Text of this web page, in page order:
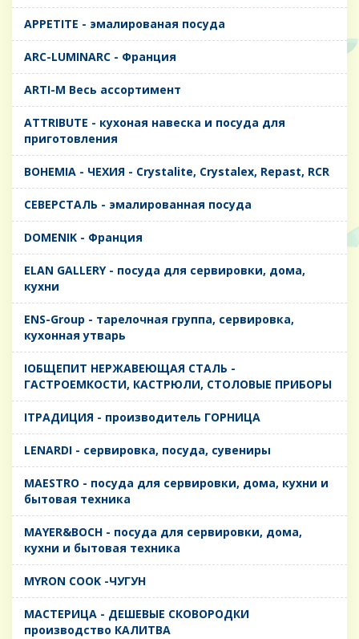
APPETITE - эмалированая посуда
ARC-LUMINARC - Франция
ARTI-M Весь ассортимент
ATTRIBUTE - кухоная навеска и посуда для
приготовления
BOHEMIA - ЧЕХИЯ - Crystalite, Crystalex, Repast, RCR
CЕВЕРСТАЛЬ - эмалированная посуда
DOMENIK - Франция
ELAN GALLERY - посуда для сервировки, дома,
кухни
ENS-Group - тарелочная группа, сервировка,
кухонная утварь
IОБЩЕПИТ НЕРЖАВЕЮЩАЯ СТАЛЬ -
ГАСТРОЕМКОСТИ, КАСТРЮЛИ, СТОЛОВЫЕ ПРИБОРЫ
IТРАДИЦИЯ - производитель ГОРНИЦА
LENARDI - сервировка, посуда, сувениры
MAESTRO - посуда для сервировки, дома, кухни и
бытовая техника
MAYER&BOCH - посуда для сервировки, дома,
кухни и бытовая техника
MYRON COOK -ЧУГУН
MАСТЕРИЦА - ДЕШЕВЫЕ СКОВОРОДКИ
производство КАЛИТВА